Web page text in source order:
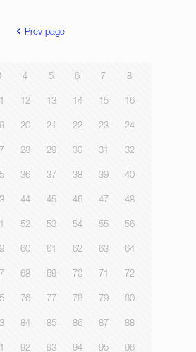
Prev page
4 5 6 7 8
12 13 14 15 16
20 21 22 23 24
28 29 30 31 32
36 37 38 39 40
44 45 46 47 48
52 53 54 55 56
60 61 62 63 64
68 69 70 71 72
76 77 78 79 80
84 85 86 87 88
92 93 94 95 96